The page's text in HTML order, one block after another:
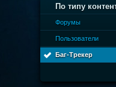
По типу
Форумы
Пользователи
Баг-Трекер